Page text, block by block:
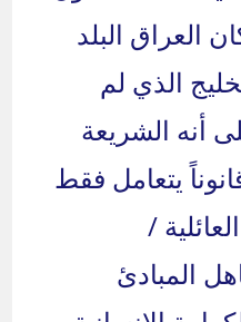
العراق البلد
الذي لم
أنه الشريعة
يتعامل فقط
/
المبادئ